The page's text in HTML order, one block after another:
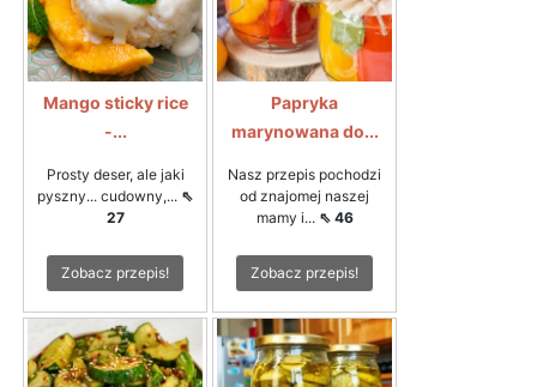
Mango sticky rice
-...
Prosty deser, ale jaki
pyszny... cudowny,... ⇖
27
Zobacz przepis!
Papryka
marynowana do...
Nasz przepis pochodzi
od znajomej naszej
mamy i... ⇖ 46
Zobacz przepis!